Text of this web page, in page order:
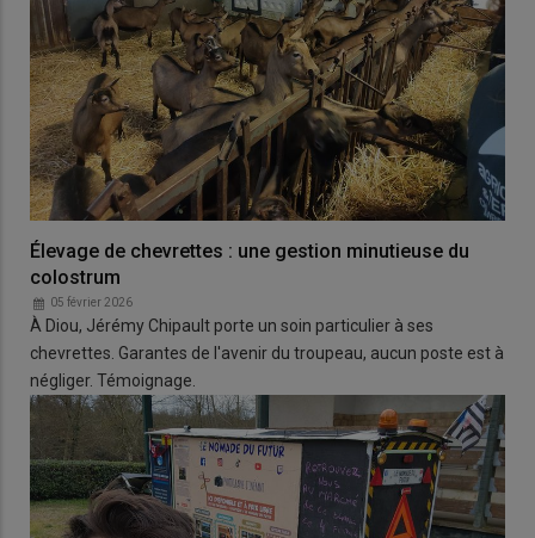
Élevage de chevrettes : une gestion minutieuse du
colostrum
05 février 2026
À Diou, Jérémy Chipault porte un soin particulier à ses
chevrettes. Garantes de l'avenir du troupeau, aucun poste est à
négliger. Témoignage.